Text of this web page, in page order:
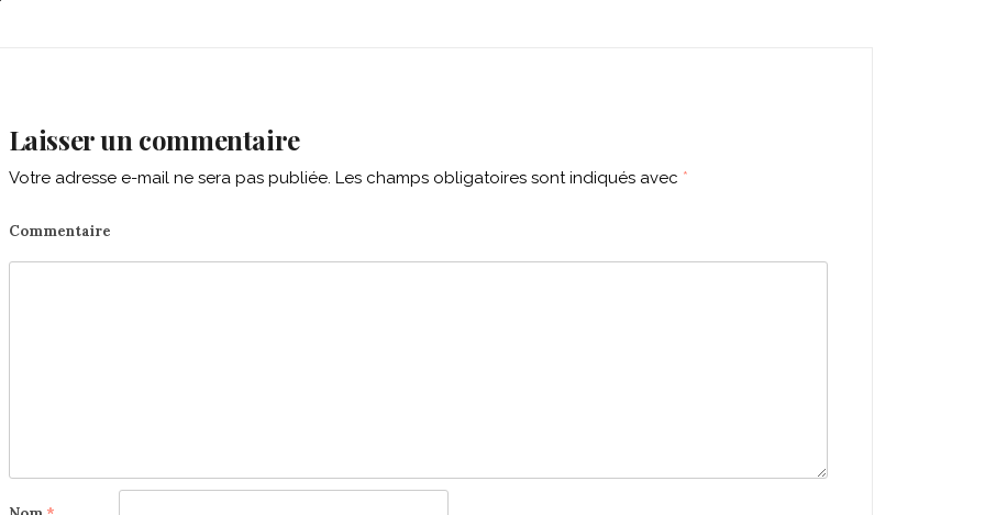
Laisser un commentaire
Votre adresse e-mail ne sera pas publiée. Les champs obligatoires sont indiqués avec *
Commentaire